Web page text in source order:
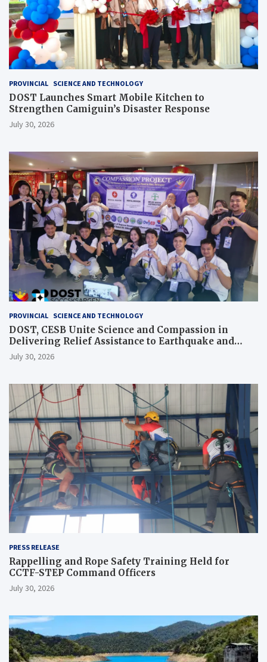
PROVINCIAL SCIENCE AND TECHNOLOGY
DOST Launches Smart Mobile Kitchen to
Strengthen Camiguin’s Disaster Response
July 30, 2026
PROVINCIAL SCIENCE AND TECHNOLOGY
DOST, CESB Unite Science and Compassion in
Delivering Relief Assistance to Earthquake and
Typhoon-Affected Communities in Sarangani
July 30, 2026
PRESS RELEASE
Rappelling and Rope Safety Training Held for
CCTF-STEP Command Officers
July 30, 2026